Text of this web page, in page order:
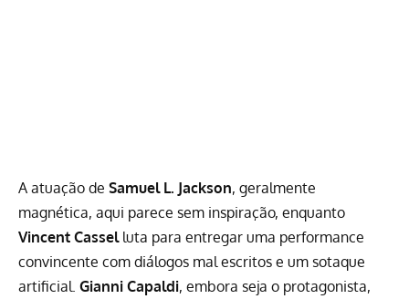
A atuação de Samuel L. Jackson, geralmente
magnética, aqui parece sem inspiração, enquanto
Vincent Casselluta para entregar uma performance
convincente com diálogos mal escritos e um sotaque
artificial. Gianni Capaldi, embora seja o protagonista,